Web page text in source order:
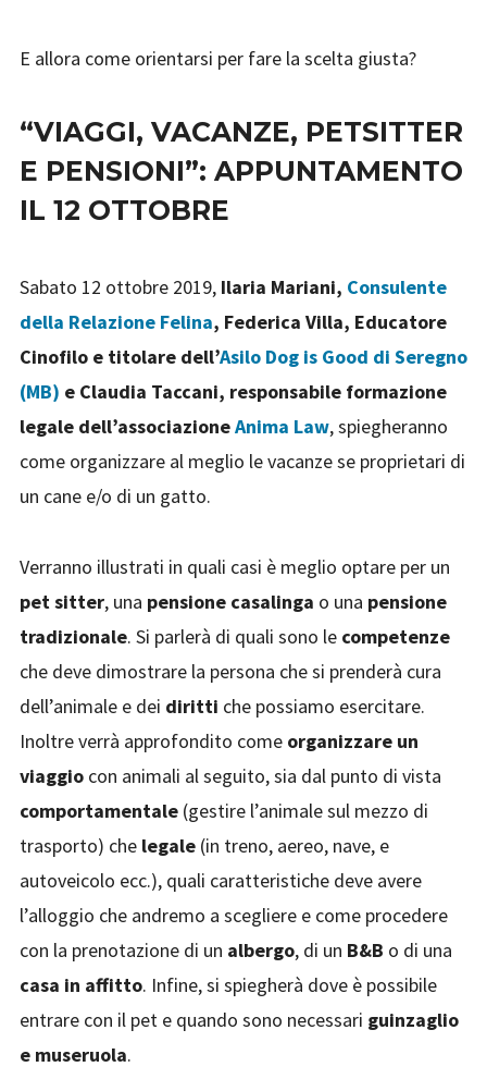
E allora come orientarsi per fare la scelta giusta?
“VIAGGI, VACANZE, PETSITTER
E PENSIONI”: APPUNTAMENTO
IL 12 OTTOBRE
Sabato 12 ottobre 2019, Ilaria Mariani, Consulente
della Relazione Felina, Federica Villa, Educatore
Cinofilo e titolare dell’Asilo Dog is Good di Seregno
(MB) e Claudia Taccani, responsabile formazione
legale dell’associazioneAnima Law, spiegheranno
come organizzare al meglio le vacanze se proprietari di
un cane e/o di un gatto.
Verranno illustrati in quali casi è meglio optare per un
pet sitter, una pensione casalinga o una pensione
tradizionale. Si parlerà di quali sono le competenze
che deve dimostrare la persona che si prenderà cura
dell’animale e dei diritti che possiamo esercitare.
Inoltre verrà approfondito come organizzare un
viaggiocon animali al seguito, sia dal punto di vista
comportamentale(gestire l’animale sul mezzo di
trasporto) che legale (in treno, aereo, nave, e
autoveicolo ecc.), quali caratteristiche deve avere
l’alloggio che andremo a scegliere e come procedere
con la prenotazione di un albergo, di un B&B o di una
casa in affitto. Infine, si spiegherà dove è possibile
entrare con il pet e quando sono necessari guinzaglio
e museruola.